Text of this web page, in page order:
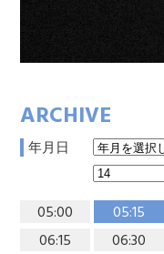
ARCHIVE
年月日
05:00 05:15
06:15
06:30